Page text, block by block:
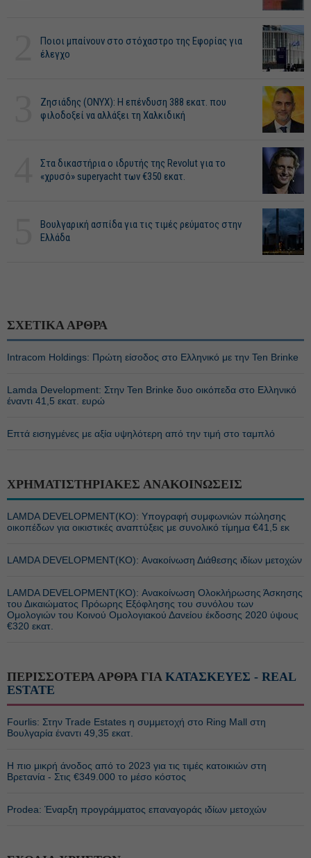
Ποιοι μπαίνουν στο στόχαστρο της Εφορίας για
έλεγχο
Ζησιάδης (ONYX): Η επένδυση 388 εκατ. που
φιλοδοξεί να αλλάξει τη Χαλκιδική
Στα δικαστήρια ο ιδρυτής της Revolut για το
«χρυσό» superyacht των €350 εκατ.
Βουλγαρική ασπίδα για τις τιμές ρεύματος στην
Ελλάδα
ΣΧΕΤΙΚΑ ΑΡΘΡΑ
Intracom Holdings: Πρώτη είσοδος στο Ελληνικό με την Ten Brinke
Lamda Development: Στην Ten Brinke δυο οικόπεδα στο Ελληνικό
έναντι 41,5 εκατ. ευρώ
Επτά εισηγμένες με αξία υψηλότερη από την τιμή στο ταμπλό
ΧΡΗΜΑΤΙΣΤΗΡΙΑΚΕΣ ΑΝΑΚΟΙΝΩΣΕΙΣ
LAMDA DEVELOPMENT(ΚΟ): Υπογραφή συμφωνιών πώλησης
οικοπέδων για οικιστικές αναπτύξεις με συνολικό τίμημα €41,5 εκ
LAMDA DEVELOPMENT(ΚΟ): Ανακοίνωση Διάθεσης ιδίων μετοχών
LAMDA DEVELOPMENT(ΚΟ): Ανακοίνωση Ολοκλήρωσης Άσκησης
του Δικαιώματος Πρόωρης Εξόφλησης του συνόλου των
Ομολογιών του Κοινού Ομολογιακού Δανείου έκδοσης 2020 ύψους
€320 εκατ.
ΠΕΡΙΣΣΟΤΕΡΑ ΑΡΘΡΑ ΓΙΑ ΚΑΤΑΣΚΕΥΕΣ - REAL
ESTATE
Fourlis: Στην Trade Estates η συμμετοχή στο Ring Mall στη
Βουλγαρία έναντι 49,35 εκατ.
Η πιο μικρή άνοδος από το 2023 για τις τιμές κατοικιών στη
Βρετανία - Στις €349.000 το μέσο κόστος
Prodea: Έναρξη προγράμματος επαναγοράς ιδίων μετοχών